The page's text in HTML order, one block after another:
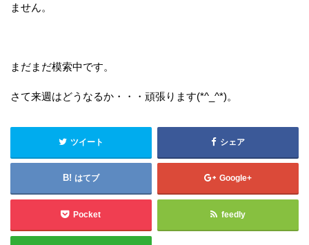
ません。
まだまだ模索中です。
さて来週はどうなるか・・・頑張ります(*^_^*)。
ツイート シェア
はてブ Google+
Pocket feedly